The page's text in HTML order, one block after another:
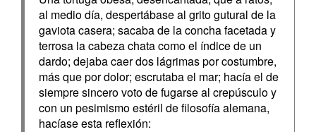
al medio día, despertábase al grito gutural de la
gaviota casera; sacaba de la concha facetada y
terrosa la cabeza chata como el índice de un
dardo; dejaba caer dos lágrimas por costumbre,
más que por dolor; escrutaba el mar; hacía el de
siempre sincero voto de fugarse al crepúsculo y
con un pesimismo estéril de filosofía alemana,
hacíase esta reflexión: